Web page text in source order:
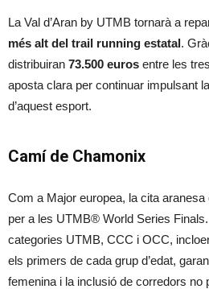
La Val d’Aran by UTMB tornarà a
més alt del trail running estatal.
distribuiran 73.500 euros entre les
aposta clara per continuar impulsant
d’aquest esport.
Camí de Chamonix
Com a Major europea, la cita
per a les UTMB® World Series
categories UTMB, CCC i OCC,
els primers de cada grup d’edat,
femenina i la inclusió de corredors no